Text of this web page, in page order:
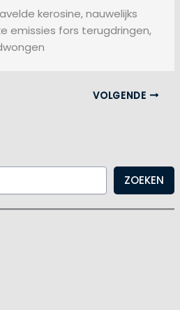
ZOEKEN
kerosine, nauwelijks
emissies fors terugdringen,
VOLGENDE